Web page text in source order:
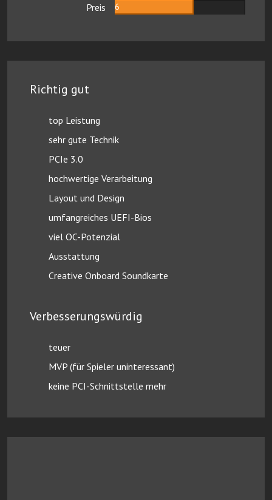
Preis 6
Richtig gut
top Leistung
sehr gute Technik
PCIe 3.0
hochwertige Verarbeitung
Layout und Design
umfangreiches UEFI-Bios
viel OC-Potenzial
Ausstattung
Creative Onboard Soundkarte
Verbesserungswürdig
teuer
MVP (für Spieler uninteressant)
keine PCI-Schnittstelle mehr